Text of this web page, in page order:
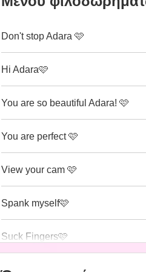
Don't stop Adara 🩷
Hi Adara🩷
You are so beautiful Adara! 🩷
You are perfect 🩷
View your cam 🩷
Spank myself🩷
Suck Fingers🩷